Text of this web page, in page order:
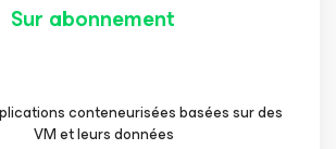
Sur abonnement
conteneurisées basées sur des
VM et leurs données